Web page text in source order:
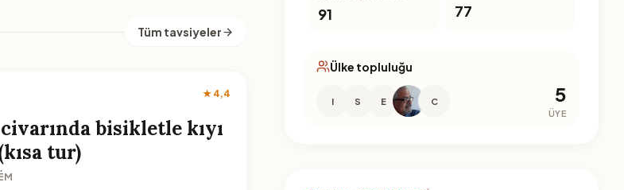
Tüm tavsiyeler
★ 4,4
bisikletle kıyı
tur)
91 77
Ülke topluluğu
I S E C 5
ÜYE